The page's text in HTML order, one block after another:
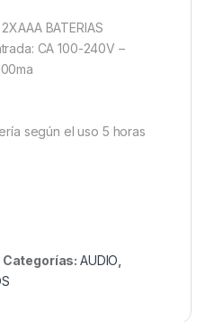
BATERIAS
CA 100-240V –
según el uso 5 horas
Categorías: AUDIO